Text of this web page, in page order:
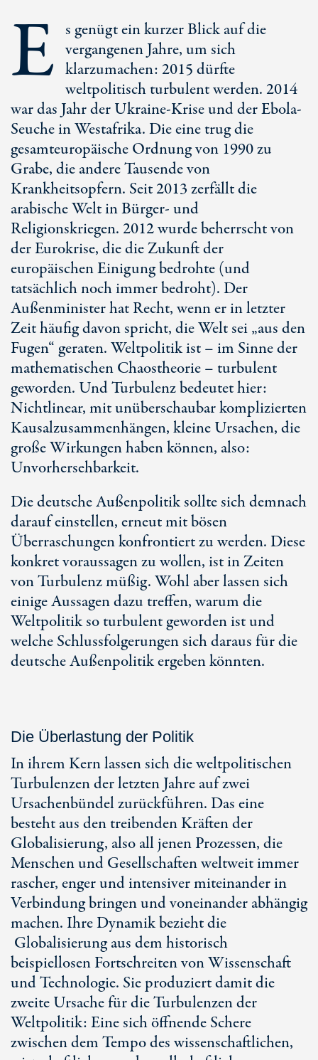
E s genügt ein kurzer Blick auf die
vergangenen Jahre, um sich
klarzumachen: 2015 dürfte
weltpolitisch turbulent werden. 2014
war das Jahr der Ukraine-Krise und der Ebola-
Seuche in Westafrika. Die eine trug die
gesamteuropäische Ordnung von 1990 zu
Grabe, die andere Tausende von
Krankheitsopfern. Seit 2013 zerfällt die
arabische Welt in Bürger- und
Religionskriegen. 2012 wurde beherrscht von
der Eurokrise, die die Zukunft der
europäischen Einigung bedrohte (und
tatsächlich noch immer bedroht). Der
Außenminister hat Recht, wenn er in letzter
Zeit häufig davon spricht, die Welt sei „aus den
Fugen“ geraten. Weltpolitik ist – im Sinne der
mathematischen Chaostheorie – turbulent
geworden. Und Turbulenz bedeutet hier:
Nichtlinear, mit unüberschaubar komplizierten
Kausalzusammenhängen, kleine Ursachen, die
große Wirkungen haben können, also:
Unvorhersehbarkeit.
Die deutsche Außenpolitik sollte sich demnach
darauf einstellen, erneut mit bösen
Überraschungen konfrontiert zu werden. Diese
konkret voraussagen zu wollen, ist in Zeiten
von Turbulenz müßig. Wohl aber lassen sich
einige Aussagen dazu treffen, warum die
Weltpolitik so turbulent geworden ist und
welche Schlussfolgerungen sich daraus für die
deutsche Außenpolitik ergeben könnten.
Die Überlastung der Politik
In ihrem Kern lassen sich die weltpolitischen
Turbulenzen der letzten Jahre auf zwei
Ursachenbündel zurückführen. Das eine
besteht aus den treibenden Kräften der
Globalisierung, also all jenen Prozessen, die
Menschen und Gesellschaften weltweit immer
rascher, enger und intensiver miteinander in
Verbindung bringen und voneinander abhängig
machen. Ihre Dynamik bezieht die
Globalisierung aus dem historisch
beispiellosen Fortschreiten von Wissenschaft
und Technologie. Sie produziert damit die
zweite Ursache für die Turbulenzen der
Weltpolitik: Eine sich öffnende Schere
zwischen dem Tempo des wissenschaftlichen,